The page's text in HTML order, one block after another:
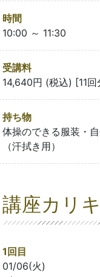
時間
10:00 ～ 11:30
受講料
14,640円 (税込) [11回
持ち物
体操のできる服装・
（汗拭き用）
講座カリ
1回目
01/06(火)